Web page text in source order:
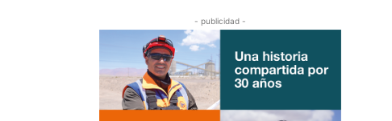
- publicidad -